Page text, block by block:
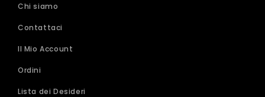
Chi siamo
Contattaci
Il Mio Account
Ordini
Lista dei Desideri